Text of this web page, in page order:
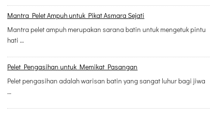
Mantra Pelet Ampuh untuk Pikat Asmara Sejati
Mantra pelet ampuh merupakan sarana batin untuk mengetuk pintu
hati …
Pelet Pengasihan untuk Memikat Pasangan
Pelet pengasihan adalah warisan batin yang sangat luhur bagi jiwa
…